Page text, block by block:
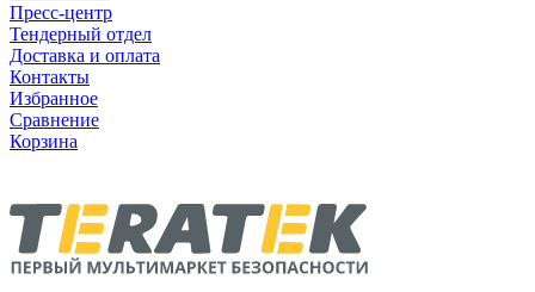
Пресс-центр
Тендерный отдел
Доставка и оплата
Контакты
Избранное
Сравнение
Корзина